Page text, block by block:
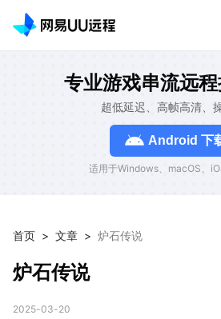
专业游戏串流远
超低延迟、高帧高清、
Android 下
适用于Windows、macOS、
首页 > 文章 > 炉石传说
炉石传说
2025-03-20